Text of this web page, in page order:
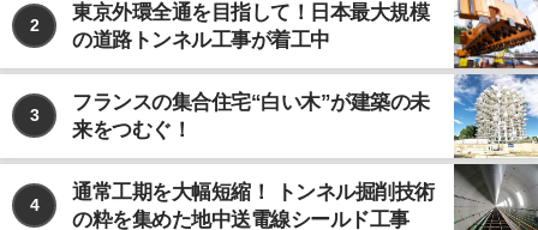
2
東京外環全通を目指して！日本最大規模
の道路トンネル工事が着工中
3
フランスの集合住宅“白い木”が建築の未
来をつむぐ！
4
通常工期を大幅短縮！ トンネル掘削技術
の粋を集めた地中送電線シールド工事